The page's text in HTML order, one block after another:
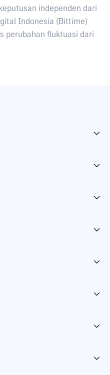
independen dari
Indonesia (Bittime)
perubahan fluktuasi dari